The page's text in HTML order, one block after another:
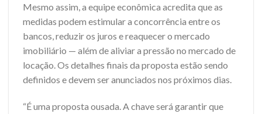
Mesmo assim, a equipe econômica acredita que as
medidas podem estimular a concorrência entre os
bancos, reduzir os juros e reaquecer o mercado
imobiliário — além de aliviar a pressão no mercado de
locação. Os detalhes finais da proposta estão sendo
definidos e devem ser anunciados nos próximos dias.
“É uma proposta ousada. A chave será garantir que